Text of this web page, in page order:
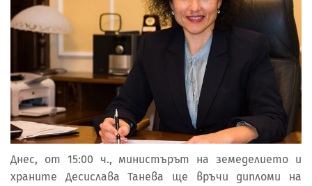
Днес, от 15:00 ч., министърът на земеделието и
храните Десислава Танева ще връчи дипломи на